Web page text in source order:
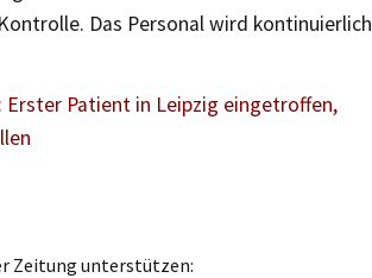
Das Personal wird kontinuierlich
Erster Patient in Leipzig eingetroffen,
Zeitung unterstützen: